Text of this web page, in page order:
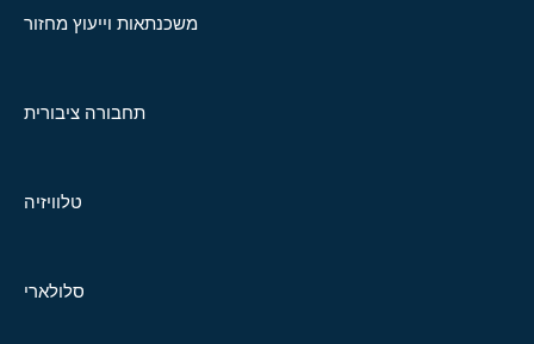
משכנתאות וייעוץ מחזור
תחבורה ציבורית
טלוויזיה
סלולארי